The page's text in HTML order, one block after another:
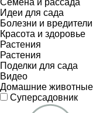
Семена и рассада
Идеи для сада
Болезни и вредители
Красота и здоровье
Растения
Растения
Поделки для сада
Видео
Домашние животные
Суперсадовник